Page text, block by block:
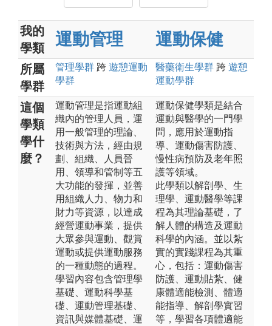
我的
學類
運動管理 運動保健
所屬
學群
管理學群 跨 遊憩運動
學群
醫藥衛生學群 跨 遊憩
運動學群
這個
學類
學什
麼？
運動管理是指運動組
織內的管理人員，運
用一般管理的理論、
技術與方法，經由規
劃、組織、人員晉
用、領導和管制等五
大功能的發揮，並善
用組織人力、物力和
財力等資源，以達成
經營運動事業，提供
大眾參與運動、觀賞
運動或提供運動服務
的一種動態的過程。
學習內容包含管理學
基礎、運動科學基
礎、運動管理基礎、
資訊與媒體基礎、運
運動保健學類是結合
運動與醫學的一門學
問，應用於運動指
導、運動傷害防護、
慢性病預防及老年照
護等領域。
此學類以解剖學、生
理學、運動醫學等課
程為其理論基礎，了
解人體的構造及運動
科學的內涵。並以紮
實的實踐課程為其重
心，包括：運動傷害
防護、運動貼紮、健
康體適能檢測、體適
能指導、解剖學實習
等，學習各項體適能